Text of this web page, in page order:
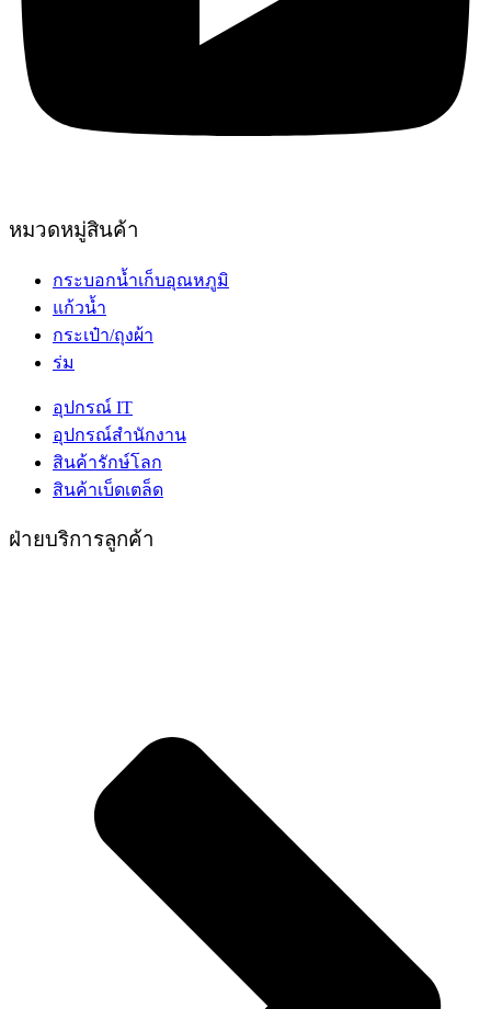
หมวดหมู่สินค้า
กระบอกน้ำเก็บอุณหภูมิ
แก้วน้ำ
กระเป๋า/ถุงผ้า
ร่ม
อุปกรณ์ IT
อุปกรณ์สำนักงาน
สินค้ารักษ์โลก
สินค้าเบ็ดเตล็ด
ฝ่ายบริการลูกค้า